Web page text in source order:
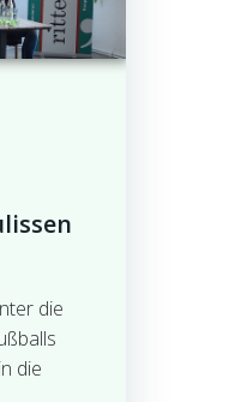
die
die